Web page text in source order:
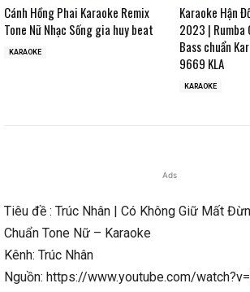
Cánh Hồng Phai Karaoke Remix
Tone Nữ Nhạc Sống gia huy beat
KARAOKE
Karaoke Hận
2023 | Rumba
Bass chuẩn
9669 KLA
KARAOKE
Ads
Tiêu đề : Trúc Nhân | Có Không Giữ Mất
Chuẩn Tone Nữ – Karaoke
Kênh: Trúc Nhân
Nguồn: https://www.youtube.com/